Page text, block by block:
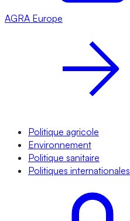
AGRA Europe
Politique agricole
Environnement
Politique sanitaire
Politiques internationales